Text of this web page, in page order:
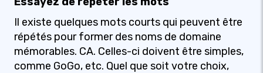
Il existe quelques mots courts qui peuvent être
répétés pour former des noms de domaine
mémorables. CA. Celles-ci doivent être simples,
comme GoGo, etc. Quel que soit votre choix,